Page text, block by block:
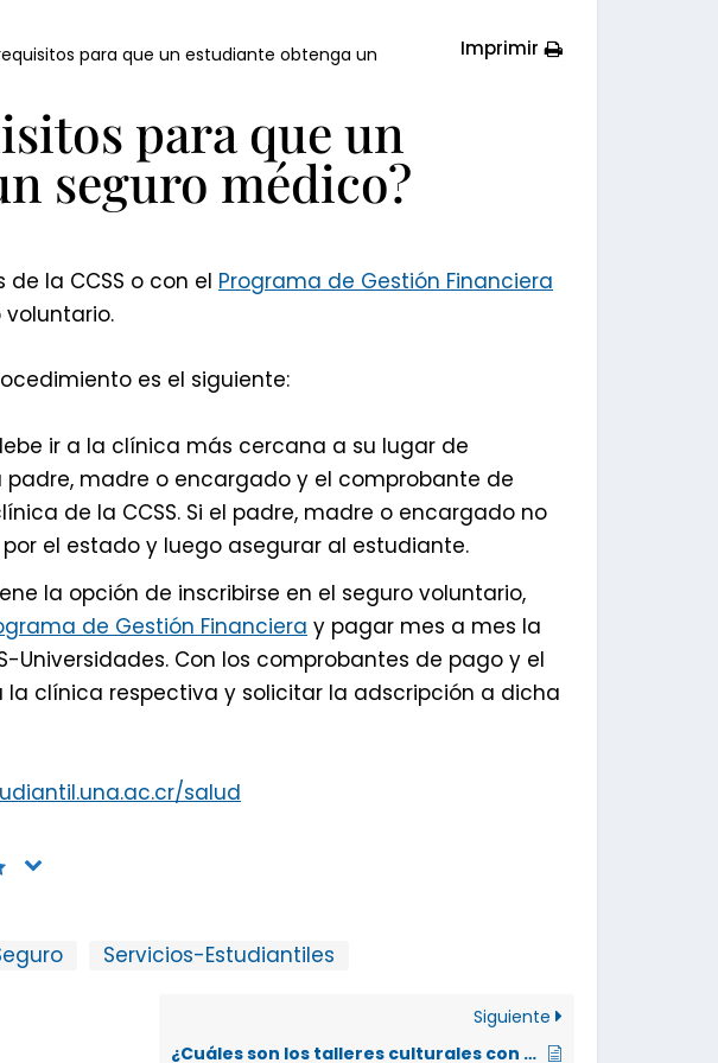
para que un estudiante obtenga un
Imprimir
para que un
seguro médico?
la CCSS o con el Programa de Gestión Financiera
es el siguiente:
ir a la clínica más cercana a su lugar de
madre o encargado y el comprobante de
de la CCSS. Si el padre, madre o encargado no
el estado y luego asegurar al estudiante.
la opción de inscribirse en el seguro voluntario,
de Gestión Financiera y pagar mes a mes la
Universidades. Con los comprobantes de pago y el
clínica respectiva y solicitar la adscripción a dicha
salud
Servicios-Estudiantiles
Siguiente
¿Cuáles son los talleres culturales con los que cuenta la Universidad Nacional?